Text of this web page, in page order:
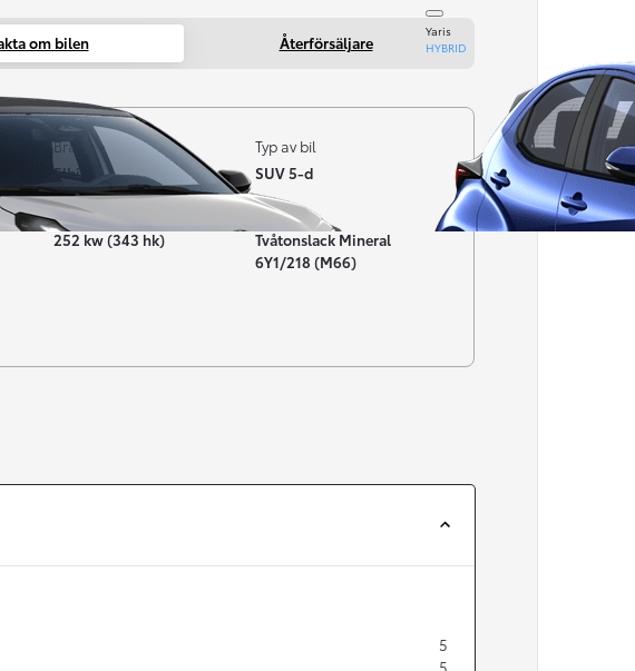
Yaris
HYBRID
Från 257 900 kr
Från 2 535 kr/mån
Easy Billån
om bilen Återförsäljare
Bränsle
Elbil
Typ av bil
SUV 5-d
Effekt
252 kw (343 hk)
Färg
Tvåtonslack Mineral
6Y1/218 (M66)
5
5